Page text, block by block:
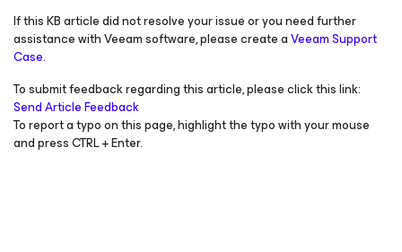
If this KB article did not resolve your issue or you need further
assistance with Veeam software, please create aVeeam Support
Case.
To submit feedback regarding this article, please click this link:
Send Article Feedback
To report a typo on this page, highlight the typo with your mouse
and press CTRL + Enter.